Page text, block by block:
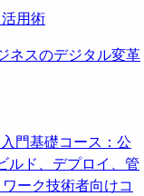
用術
ネスのデジタル変革
門基礎コース：公
ルド、デプロイ、管
ーク技術者向けコ